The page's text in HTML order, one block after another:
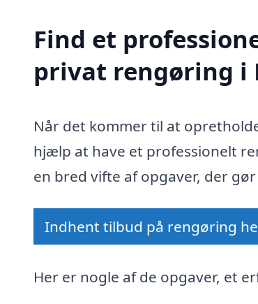
Find et
privat rengøring i
Når det kommer til at
hjælp at have et professionelt
en bred vifte af opgaver, der
Indhent tilbud på rengøring
Her er nogle af de opgaver, et